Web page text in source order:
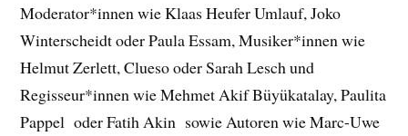
Moderator*innen wie Klaas Heufer Umlauf, Joko
Winterscheidt oder Paula Essam, Musiker*innen wie
Helmut Zerlett, Clueso oder Sarah Lesch und
Regisseur*innen wie Mehmet Akif Büyükatalay, Paulita
Pappel oder Fatih Akin sowie Autoren wie Marc-Uwe